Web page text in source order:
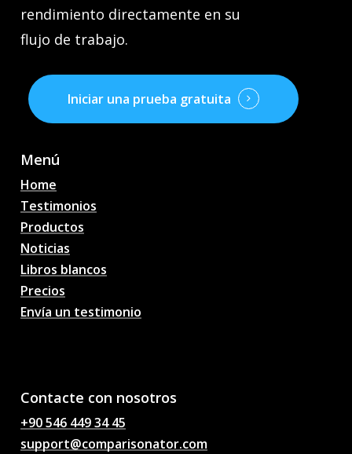
rendimiento directamente en su
flujo de trabajo.
Iniciar una prueba gratuita
Menú
Home
Testimonios
Productos
Noticias
Libros blancos
Precios
Envía un testimonio
Contacte con nosotros
+90 546 449 34 45
support@comparisonator.com